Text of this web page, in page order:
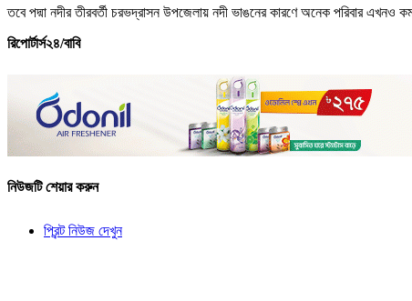
তবে পদ্মা নদীর তীরবর্তী চরভদ্রাসন উপজেলায় নদী ভাঙনের কারণে অনেক পরিবার এখনও
রিপোর্টার্স২৪/বাবি
নিউজটি শেয়ার করুন
প্রিন্ট নিউজ দেখুন